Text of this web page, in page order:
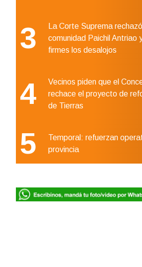
3
La Corte Suprema
comunidad Paichil Antriao
firmes los desalojos
4
Vecinos piden que el
rechace el proyecto de
de Tierras
5
Temporal: refuerzan
provincia